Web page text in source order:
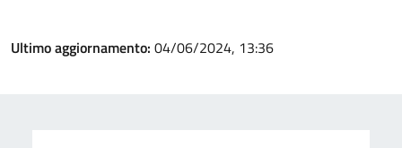
Ultimo aggiornamento: 04/06/2024, 13:36